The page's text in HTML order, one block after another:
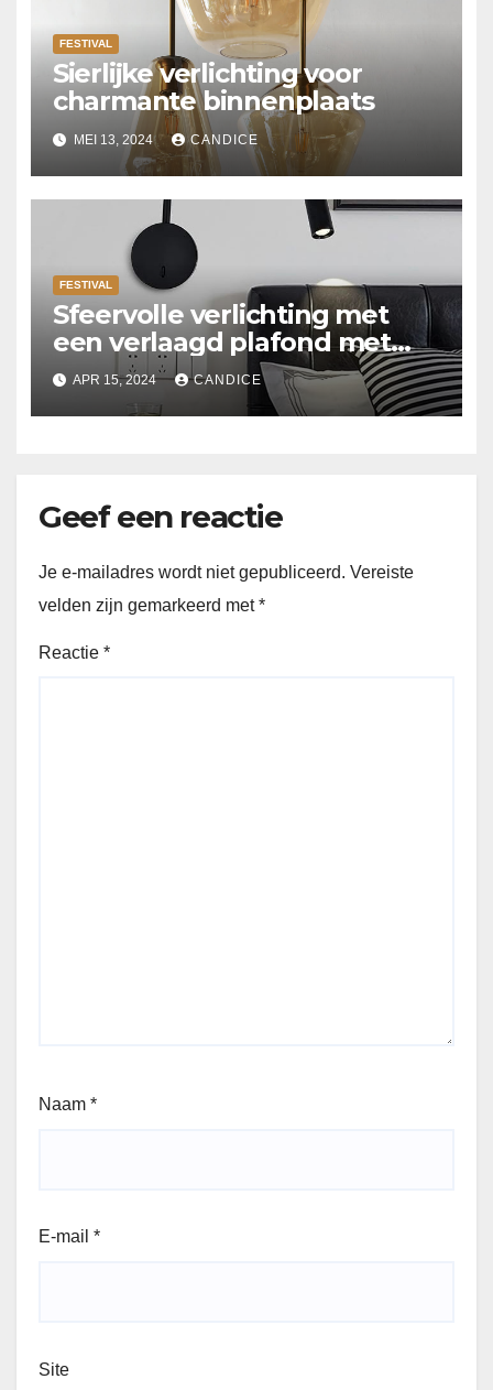
FESTIVAL
Sierlijke verlichting voor
charmante binnenplaats
MEI 13, 2024 CANDICE
FESTIVAL
Sfeervolle verlichting met
een verlaagd plafond met
Suspended ceiling light.
APR 15, 2024 CANDICE
Geef een reactie
Je e-mailadres wordt niet gepubliceerd. Vereiste
velden zijn gemarkeerd met*
Reactie *
Naam *
E-mail *
Site